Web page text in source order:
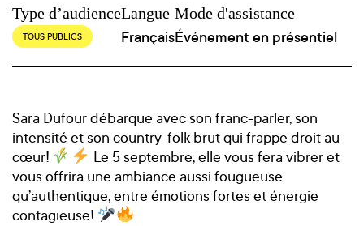
Type d’audience
TOUS PUBLICS
Langue
Français
Mode d'assistance
Événement en présentiel
Sara Dufour débarque avec son franc-parler, son
intensité et son country-folk brut qui frappe droit au
cœur!
Le 5 septembre, elle vous fera vibrer et
vous offrira une ambiance aussi fougueuse
qu’authentique, entre émotions fortes et énergie
contagieuse!